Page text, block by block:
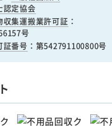
認定協会
収集運搬業許可証 ：
号
証番号 ：第542791100800号